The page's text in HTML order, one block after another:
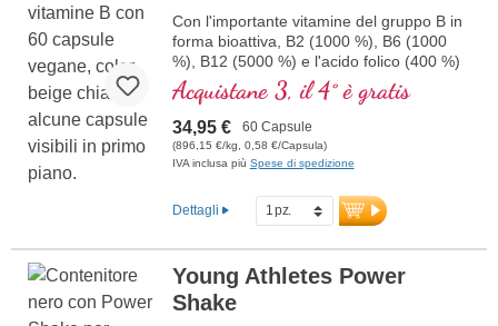
Con l'importante vitamine del gruppo B in
forma bioattiva, B2 (1000 %), B6 (1000
%), B12 (5000 %) e l'acido folico (400 %)
e tutti gli altri vitamine-B. Con
metilcobalamina e adenosil cobalamina.
Acquistane 3, il 4° è gratis
34,95 € 60 Capsule
(896,15 €/kg, 0,58 €/Capsula)
IVA inclusa più Spese di spedizione
Dettagli
Young Athletes Power
Shake